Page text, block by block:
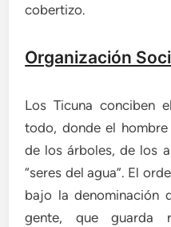
cobertizo.
Organización
Los Ticuna conciben
todo, donde el
de los árboles, de los
“seres del agua”. El
bajo la denominación
gente, que guarda